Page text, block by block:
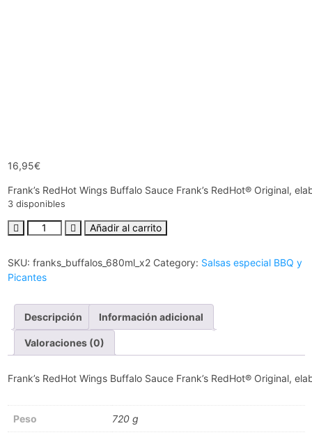
16,95€
Frank’s RedHot Wings Buffalo Sauce Frank’s RedHot®
3 disponibles
Añadir al carrito
SKU: franks_buffalos_680ml_x2 Category: Salsas especial BBQ y
Picantes
Descripción Información adicional
Valoraciones (0)
Frank’s RedHot Wings Buffalo Sauce Frank’s RedHot®
Peso 720 g